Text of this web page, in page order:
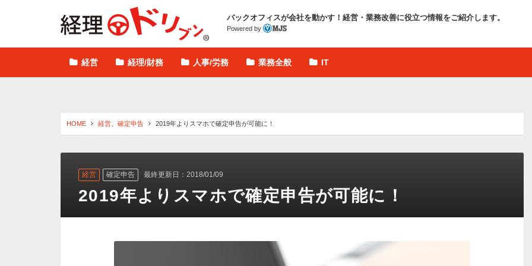
バックオフィスが会社を動かす！ 経営・業務改善に役立つ情報をご紹介します。
Powered by
経営 経理/財務 人事/労務 業務全般 IT
HOME 経営 確定申告 2019年よりスマホで確定申告が可能に！
経営 確定申告 最終更新日：2018/01/09
2019年よりスマホで確定申告が可能に！